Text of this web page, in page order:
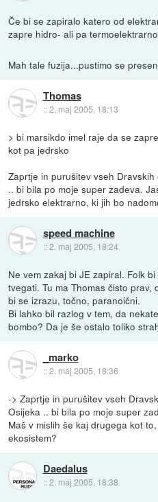
Če bi se zapiralo katero od
zapre hidro- ali pa
Mah tale fuzija...pustimo se
Thomas
::2. maj 2005, 18:13
> bi marsikdo imel raje da se
kot pa jedrsko
Zaprtje in purušitev vseh
.. bi bila po moje super zadeva.
jedrsko elektrarno, ki jih bo
speed machine
::2. maj 2005, 18:24
Ne vem zakaj bi JE zapiral. Folk
tvegati. Tu ma Thomas čisto
bi se izrazu, točno, paranoični.
Bi lahko bil razlog v tem, da
bombo? Da je še ostalo toliko
_marko
::2. maj 2005, 18:36
-> Zaprtje in purušitev vseh
Osijeka .. bi bila po moje super
Maš v mislih še kaj drugega kot
ekosistem?
Daedalus
::2. maj 2005, 18:38